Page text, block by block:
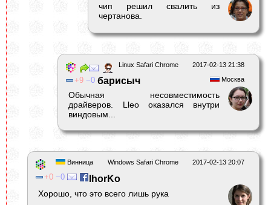
чип решил свалить из
чертанова.
2017-02-13 21:38
Linux Safari Chrome
Москва
9 0 барисыч
Обычная несовместимость
драйверов. Lleo оказался внутри
виндовым...
2017-02-13 20:07
Windows Safari Chrome
Винница
0 0 IhorKo
Хорошо, что это всего лишь рука